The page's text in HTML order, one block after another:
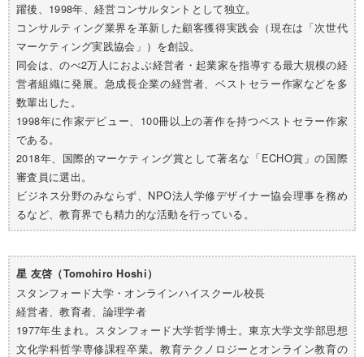
躍後、1998年、経営コンサルタントとして独立。
コンサルティング業界を革新した顧客獲得実践会（現在は「次世代
マーケティング実践協会」）を創設。
同会は、のべ2万人におよぶ経営者・起業家を指導する最大規模の経
営者組織に発展。急成長企業の経営者、ベストセラー作家などを多
数輩出した。
1998年に作家デビュー、100冊以上の著作を持つベストセラー作家
である。
2018年、国際的マーケティング賞として著名な「ECHO賞」の国際
審査員に選出。
ビジネス分野のみならず、NPO法人学修デザイナー協会理事を務め
るなど、教育界でも精力的な活動を行っている。
星 友啓（Tomohiro Hoshi）
スタンフォード大学・オンラインハイスクール校長
経営者、教育者、論理学者
1977年生まれ。スタンフォード大学哲学博士。東京大学文学部思想
文化学科哲学専修課程卒業。教育テクノロジーとオンライン教育の